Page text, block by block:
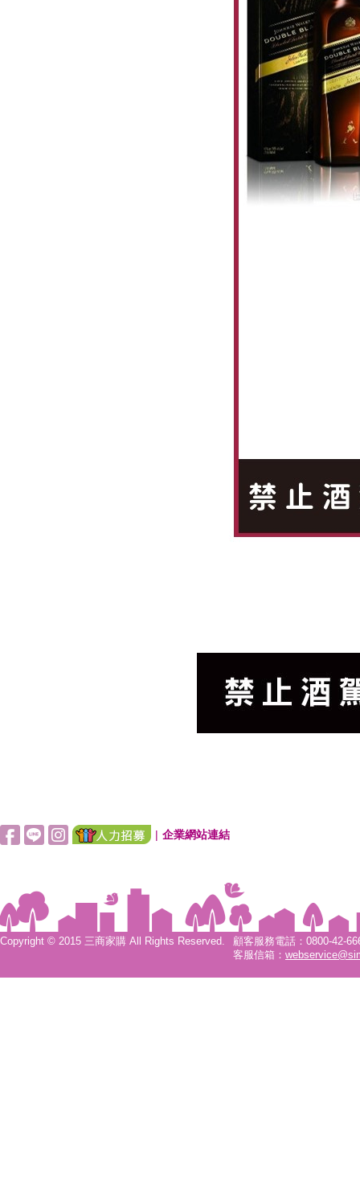
| 企業網站連結
Copyright © 2015 三商家購 All Rights Reserved.
顧客服務電話：0800-42-
客服信箱：